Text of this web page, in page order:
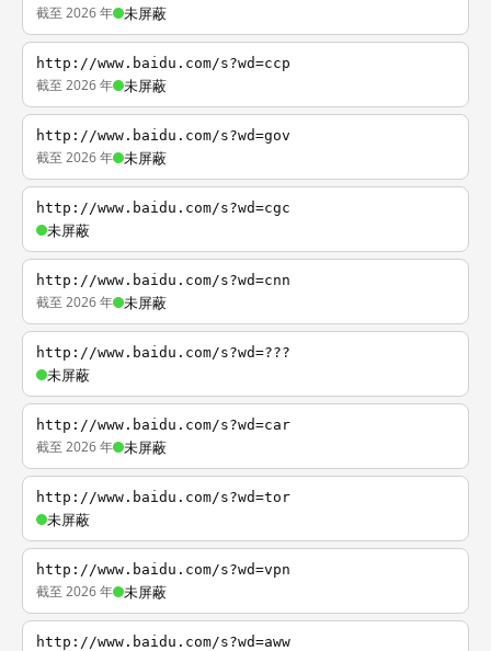
截至 2026 年 未屏蔽
http://www.baidu.com/s?wd=ccp
截至 2026 年 未屏蔽
http://www.baidu.com/s?wd=gov
截至 2026 年 未屏蔽
http://www.baidu.com/s?wd=cgc
未屏蔽
http://www.baidu.com/s?wd=cnn
截至 2026 年 未屏蔽
http://www.baidu.com/s?wd=???
未屏蔽
http://www.baidu.com/s?wd=car
截至 2026 年 未屏蔽
http://www.baidu.com/s?wd=tor
未屏蔽
http://www.baidu.com/s?wd=vpn
截至 2026 年 未屏蔽
http://www.baidu.com/s?wd=aww